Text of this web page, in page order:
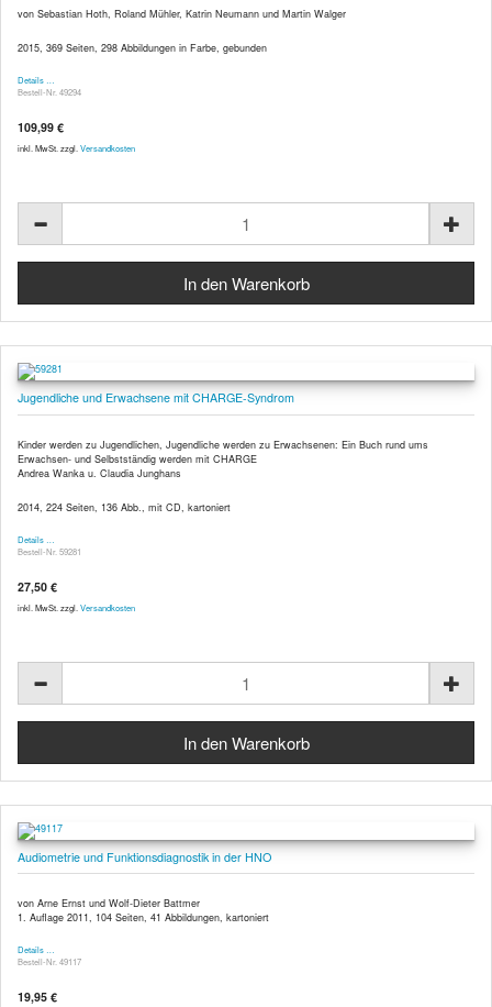
von Sebastian Hoth, Roland Mühler, Katrin Neumann und Martin Walger
2015, 369 Seiten, 298 Abbildungen in Farbe, gebunden
Details …
Bestell-Nr. 49294
109,99 €
inkl. MwSt. zzgl. Versandkosten
Jugendliche und Erwachsene mit CHARGE-Syndrom
Kinder werden zu Jugendlichen, Jugendliche werden zu Erwachsenen: Ein Buch rund ums
Erwachsen- und Selbstständig werden mit CHARGE
Andrea Wanka u. Claudia Junghans
2014, 224 Seiten, 136 Abb., mit CD, kartoniert
Details …
Bestell-Nr. 59281
27,50 €
inkl. MwSt. zzgl. Versandkosten
Audiometrie und Funktionsdiagnostik in der HNO
von Arne Ernst und Wolf-Dieter Battmer
1. Auflage 2011, 104 Seiten, 41 Abbildungen, kartoniert
Details …
Bestell-Nr. 49117
19,95 €